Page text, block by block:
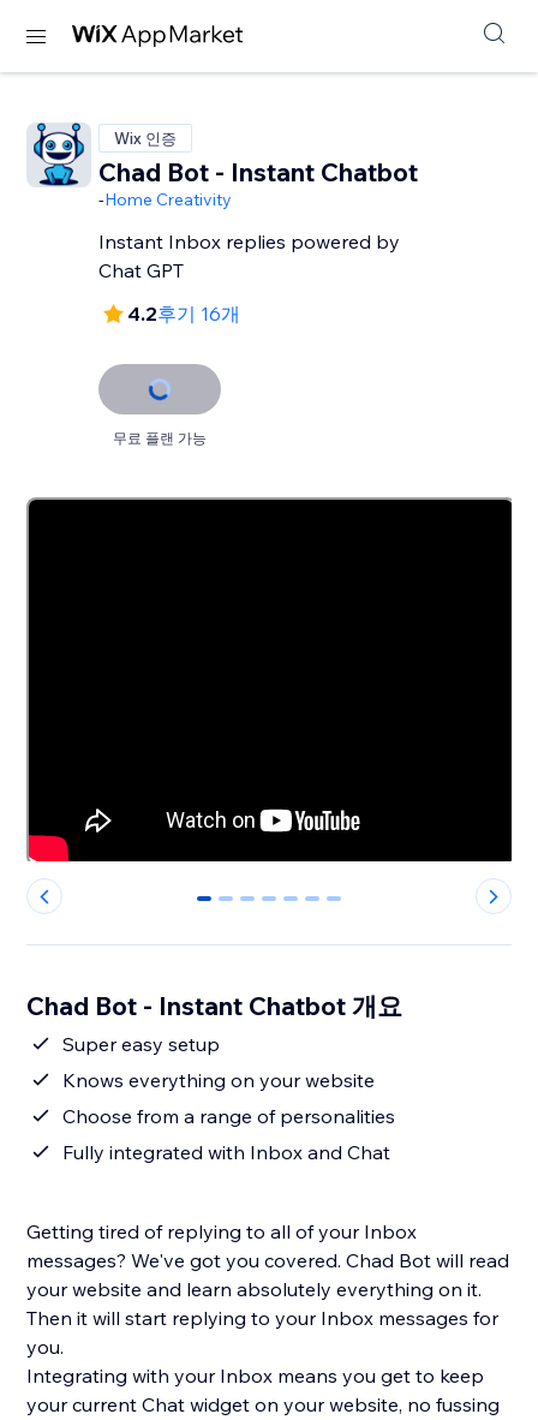
Wix 인증
Chad Bot - Instant Chatbot
-Home Creativity
Instant Inbox replies powered by
Chat GPT
4.2후기 16개
무료 플랜 가능
0 1 2 3 4 5 6
Chad Bot - Instant Chatbot 개요
Super easy setup
Knows everything on your website
Choose from a range of personalities
Fully integrated with Inbox and Chat
Getting tired of replying to all of your Inbox
messages? We've got you covered. Chad Bot will read
your website and learn absolutely everything on it.
Then it will start replying to your Inbox messages for
you.
Integrating with your Inbox means you get to keep
your current Chat widget on your website, no fussing